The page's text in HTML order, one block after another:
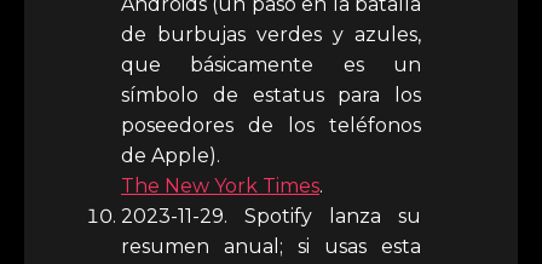
de burbujas verdes y azules,
que básicamente es un
símbolo de estatus para los
poseedores de los teléfonos
de Apple).
The New York Times.
2023-11-29. Spotify lanza su
resumen anual; si usas esta